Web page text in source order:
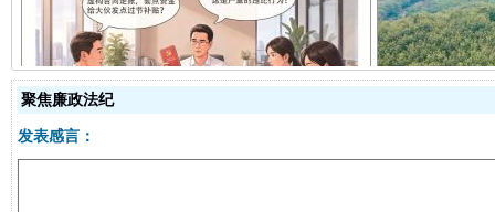
揭开“小金库”的免责幌子
聚焦廉政法纪
发表感言：